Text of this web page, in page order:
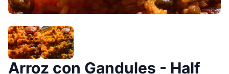
Arroz con Gandules - Half